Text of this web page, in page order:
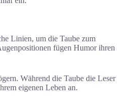
Linien, um die Taube zum
fügen Humor ihren
Während die Taube die Leser
eigenen Leben an.